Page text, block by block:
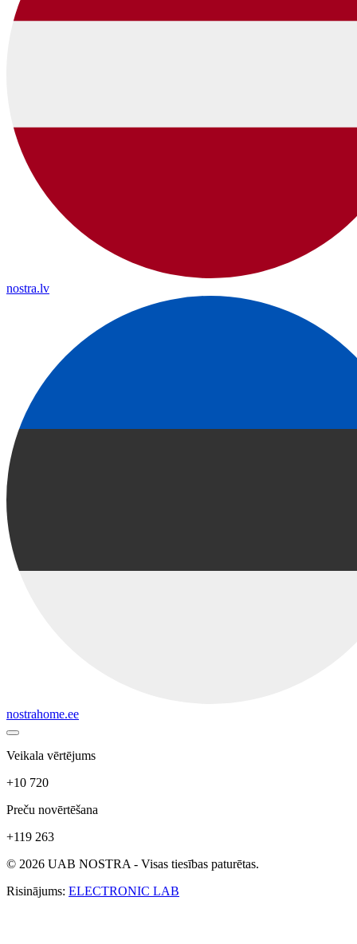
nostra.lv
nostrahome.ee
Veikala vērtējums
+10 720
Preču novērtēšana
+119 263
© 2026 UAB NOSTRA - Visas tiesības paturētas.
Risinājums: ELECTRONIC LAB